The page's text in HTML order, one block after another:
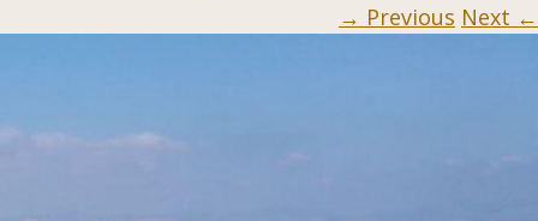
← Previous
Next →